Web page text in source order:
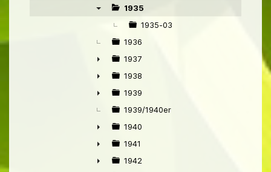
1935
1935-03
1936
►
1937
►
1938
►
1939
1939/1940er
►
1940
►
1941
1942